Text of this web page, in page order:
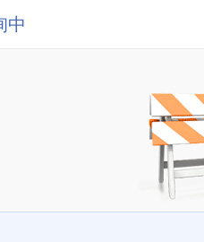
中